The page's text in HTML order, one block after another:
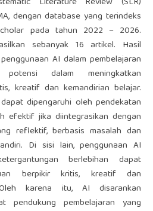
dengan database yang terindeks
pada tahun 2022 – 2026.
sebanyak 16 artikel. Hasil
AI dalam pembelajaran
potensi dalam meningkatkan
kreatif dan kemandirian belajar.
dipengaruhi oleh pendekatan
efektif jika diintegrasikan dengan
reflektif, berbasis masalah dan
Di sisi lain, penggunaan AI
berlebihan dapat
berpikir kritis, kreatif dan
karena itu, AI disarankan
pendukung pembelajaran yang